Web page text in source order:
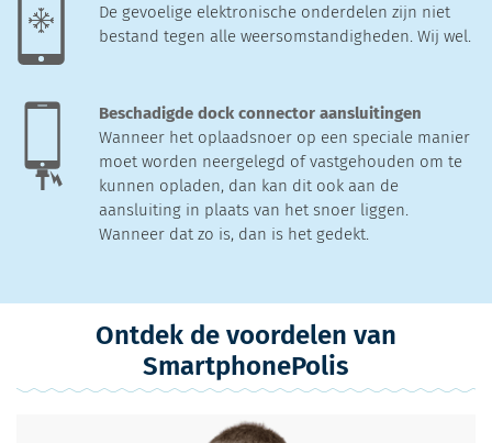
De gevoelige elektronische onderdelen zijn niet
bestand tegen alle weersomstandigheden. Wij wel.
Beschadigde dock connector aansluitingen
Wanneer het oplaadsnoer op een speciale manier
moet worden neergelegd of vastgehouden om te
kunnen opladen, dan kan dit ook aan de
aansluiting in plaats van het snoer liggen.
Wanneer dat zo is, dan is het gedekt.
Ontdek de voordelen van
SmartphonePolis